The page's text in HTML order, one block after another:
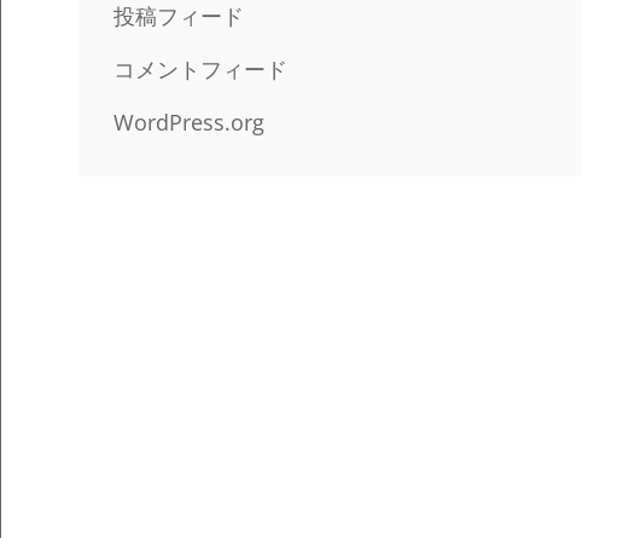
投稿フィード
コメントフィード
WordPress.org